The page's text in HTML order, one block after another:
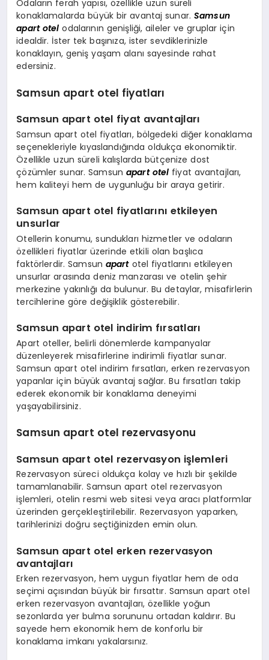
Odaların ferah yapısı, özellikle uzun süreli
konaklamalarda büyük bir avantaj sunar. Samsun
apart otel odalarının genişliği, aileler ve gruplar için
idealdir. İster tek başınıza, ister sevdiklerinizle
konaklayın, geniş yaşam alanı sayesinde rahat
edersiniz.
Samsun apart otel fiyatları
Samsun apart otel fiyat avantajları
Samsun apart otel fiyatları, bölgedeki diğer konaklama
seçenekleriyle kıyaslandığında oldukça ekonomiktir.
Özellikle uzun süreli kalışlarda bütçenize dost
çözümler sunar. Samsun apart otel fiyat avantajları,
hem kaliteyi hem de uygunluğu bir araya getirir.
Samsun apart otel fiyatlarını etkileyen
unsurlar
Otellerin konumu, sundukları hizmetler ve odaların
özellikleri fiyatlar üzerinde etkili olan başlıca
faktörlerdir. Samsun apart otel fiyatlarını etkileyen
unsurlar arasında deniz manzarası ve otelin şehir
merkezine yakınlığı da bulunur. Bu detaylar, misafirlerin
tercihlerine göre değişiklik gösterebilir.
Samsun apart otel indirim fırsatları
Apart oteller, belirli dönemlerde kampanyalar
düzenleyerek misafirlerine indirimli fiyatlar sunar.
Samsun apart otel indirim fırsatları, erken rezervasyon
yapanlar için büyük avantaj sağlar. Bu fırsatları takip
ederek ekonomik bir konaklama deneyimi
yaşayabilirsiniz.
Samsun apart otel rezervasyonu
Samsun apart otel rezervasyon işlemleri
Rezervasyon süreci oldukça kolay ve hızlı bir şekilde
tamamlanabilir. Samsun apart otel rezervasyon
işlemleri, otelin resmi web sitesi veya aracı platformlar
üzerinden gerçekleştirilebilir. Rezervasyon yaparken,
tarihlerinizi doğru seçtiğinizden emin olun.
Samsun apart otel erken rezervasyon
avantajları
Erken rezervasyon, hem uygun fiyatlar hem de oda
seçimi açısından büyük bir fırsattır. Samsun apart otel
erken rezervasyon avantajları, özellikle yoğun
sezonlarda yer bulma sorununu ortadan kaldırır. Bu
sayede hem ekonomik hem de konforlu bir
konaklama imkanı yakalarsınız.